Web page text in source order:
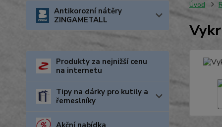
Antikorozní nátěry
ZINGAMETALL
Produkty za nejnižší cenu
na internetu
Tipy na dárky pro kutily a
řemeslníky
Akční nabídka
Úvod